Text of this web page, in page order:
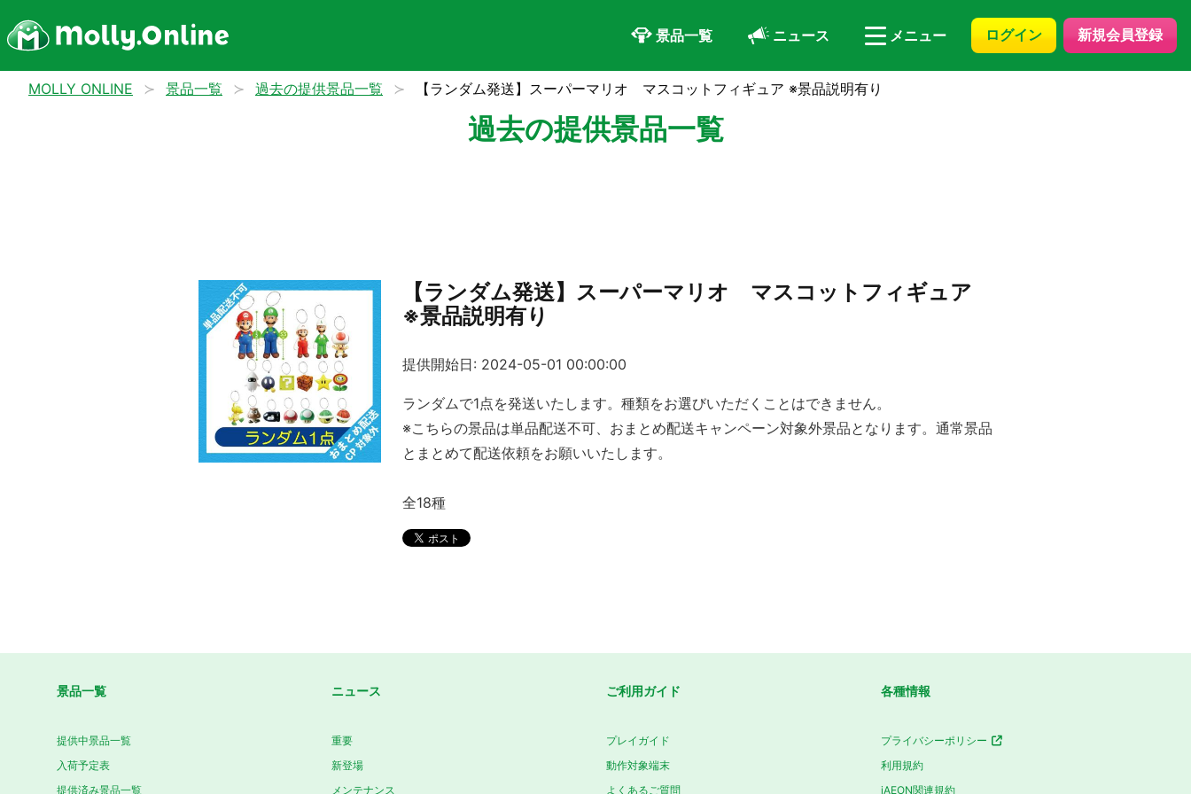
景品一覧 ニュース メニュー ログイン 新規会員登録
MOLLY ONLINE 景品一覧 過去の提供景品一覧 【ランダム発送】スーパーマリオ マスコットフィギュア ※景品説明有り
過去の提供景品一覧
【ランダム発送】スーパーマリオ マスコットフィギュア
※景品説明有り
提供開始日: 2024-05-01 00:00:00
ランダムで1点を発送いたします。種類をお選びいただくことはできません。
※こちらの景品は単品配送不可、おまとめ配送キャンペーン対象外景品となります。通常景品
とまとめて配送依頼をお願いいたします。
全18種
景品一覧
提供中景品一覧
入荷予定表
提供済み景品一覧
ニュース
重要
新登場
メンテナンス
ご利用ガイド
プレイガイド
動作対象端末
よくあるご質問
各種情報
プライバシーポリシー
利用規約
iAEON関連規約